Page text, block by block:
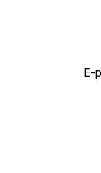
E-